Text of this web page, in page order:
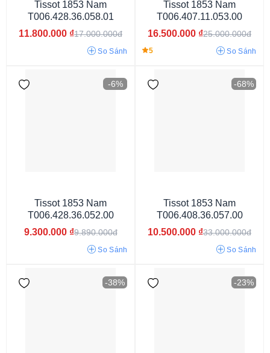
Tissot 1853 Nam
T006.428.36.058.01
11.800.000 ₫17.000.000đ
So Sánh
Tissot 1853 Nam
T006.407.11.053.00
16.500.000 ₫25.000.000đ
5 So Sánh
-6%
Tissot 1853 Nam
T006.428.36.052.00
9.300.000 ₫9.890.000đ
So Sánh
-68%
Tissot 1853 Nam
T006.408.36.057.00
10.500.000 ₫33.000.000đ
So Sánh
-38% -23%